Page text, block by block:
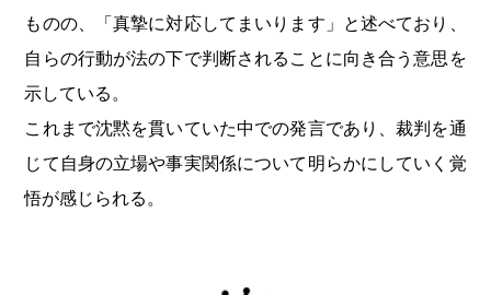
ものの、「真摯に対応してまいります」と述べており、
自らの行動が法の下で判断されることに向き合う意思を
示している。
これまで沈黙を貫いていた中での発言であり、裁判を通
じて自身の立場や事実関係について明らかにしていく覚
悟が感じられる。